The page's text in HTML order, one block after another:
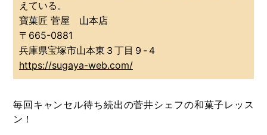
えている。
寶菓匠 菅屋 山本店
〒665-0881
兵庫県宝塚市山本東３丁目９-４
https://sugaya-web.com/
毎回キャンセル待ち続出の菅井シェフの和菓子レッス
ン！